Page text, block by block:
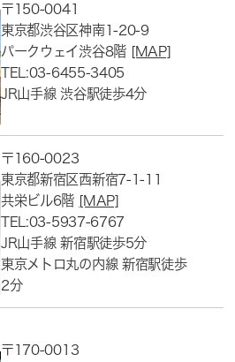
〒150-0041
東京都渋谷区神南1-20-9
パークウェイ渋谷8階 [MAP]
TEL:03-6455-3405
JR山手線 渋谷駅徒歩4分
〒160-0023
東京都新宿区西新宿7-1-11
共栄ビル6階 [MAP]
TEL:03-5937-6767
JR山手線 新宿駅徒歩5分
東京メトロ丸の内線 新宿駅徒歩
2分
〒170-0013